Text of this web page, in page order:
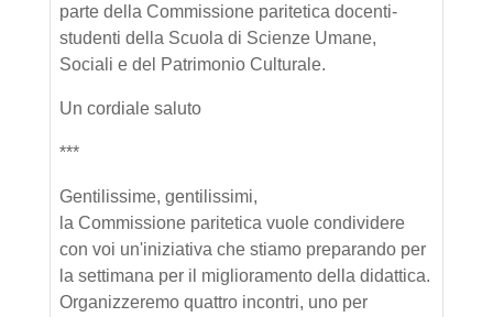
parte della Commissione paritetica docenti-
studenti della Scuola di Scienze Umane,
Sociali e del Patrimonio Culturale.
Un cordiale saluto
***
Gentilissime, gentilissimi,
la Commissione paritetica vuole condividere
con voi un'iniziativa che stiamo preparando per
la settimana per il miglioramento della didattica.
Organizzeremo quattro incontri, uno per